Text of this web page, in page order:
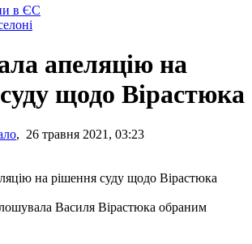
в ЄС
апеляцію на
щодо Вірастюка
, 26 травня 2021, 03:23
Василя Вірастюка обраним